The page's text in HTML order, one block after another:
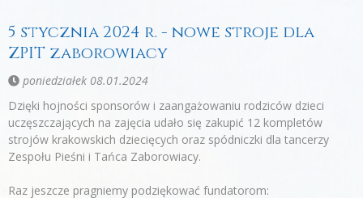
5 stycznia 2024 r. - nowe stroje dla
ZPIT zaborowiacy
poniedziałek 08.01.2024
Dzięki hojności sponsorów i zaangażowaniu rodziców dzieci
uczęszczających na zajęcia udało się zakupić 12 kompletów
strojów krakowskich dziecięcych oraz spódniczki dla tancerzy
Zespołu Pieśni i Tańca Zaborowiacy.
Raz jeszcze pragniemy podziękować fundatorom: